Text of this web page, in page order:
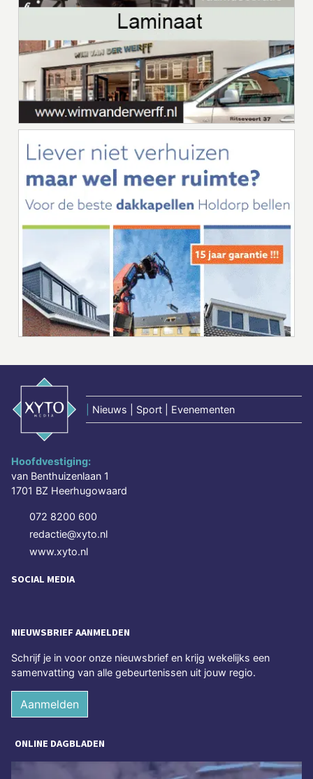
Nieuws | Sport | Evenementen
Hoofdvestiging:
van Benthuizenlaan 1
1701 BZ Heerhugowaard
072 8200 600
redactie@xyto.nl
www.xyto.nl
SOCIAL MEDIA
NIEUWSBRIEF AANMELDEN
Schrijf je in voor onze nieuwsbrief en krijg wekelijks een
samenvatting van alle gebeurtenissen uit jouw regio.
Aanmelden
ONLINE DAGBLADEN